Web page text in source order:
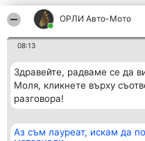
ОРЛИ Aвто-Mото
08:13
Здравейте, радваме се да
Моля, кликнете върху
разговора!
Аз съм лауреат, искам да
Организатор на